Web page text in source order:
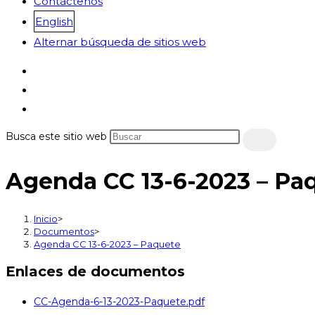
English
Alternar búsqueda de sitios web
Busca este sitio web
Agenda CC 13-6-2023 –
Inicio>
Documentos>
Agenda CC 13-6-2023 – Paquete
Enlaces de documentos
CC-Agenda-6-13-2023-Paquete.pdf